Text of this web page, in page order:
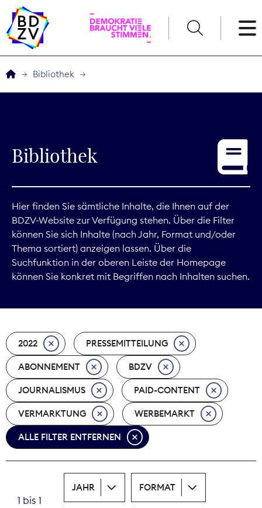
Service
Digitales
Kommunikation
Marktdaten
Nachhaltigkeit
Nachwuchs
Nova Award
Pressefreiheit
Print
Recht
Bibliothek
Bibliothek
Hier finden Sie sämtliche Inhalte, die Ihnen auf der
BDZV-Website zur Verfügung stehen. Über die Filter
können Sie sich Inhalte (nach Jahr, Format und/oder
Thema sortiert) anzeigen lassen. Über die
Suchfunktion in der oberen Leiste der Homepage
können Sie konkret mit Begriffen nach Inhalten suchen.
2022 PRESSEMITTEILUNG
ABONNEMENT BDZV
JOURNALISMUS PAID-CONTENT
VERMARKTUNG WERBEMARKT
ALLE FILTER ENTFERNEN
1 bis 1
JAHR FORMAT